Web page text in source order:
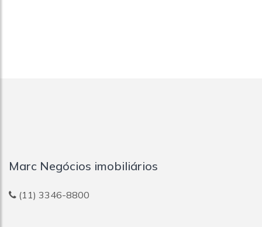
Marc Negócios imobiliários
(11) 3346-8800